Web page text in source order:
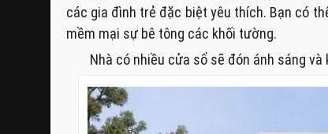
các gia đình trẻ đặc biệt yêu thích. Bạn có
mềm mại sự bê tông các khối tường.
Nhà có nhiều cửa sổ sẽ đón ánh sáng